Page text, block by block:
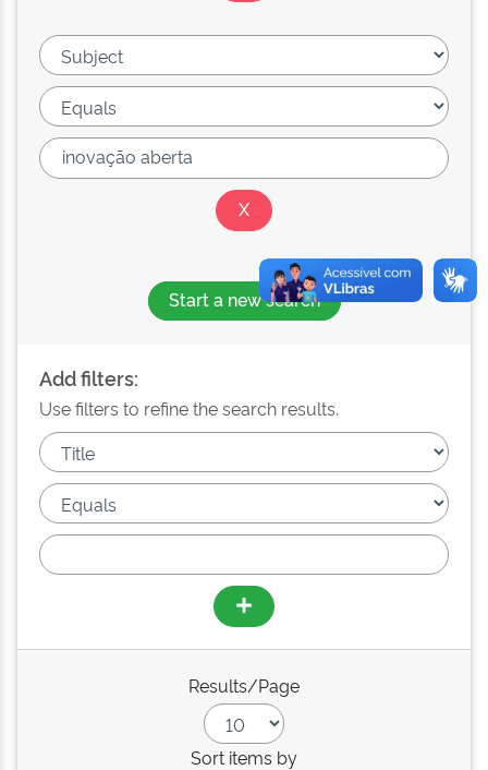
Start a new search
Add filters:
Use filters to refine the search results.
Results/Page
Sort items by